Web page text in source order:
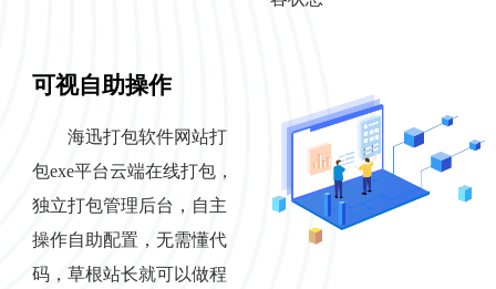
可视自助操作
海迅打包软件网站打
包exe平台云端在线打包，
独立打包管理后台，自主
操作自助配置，无需懂代
码，草根站长就可以做程